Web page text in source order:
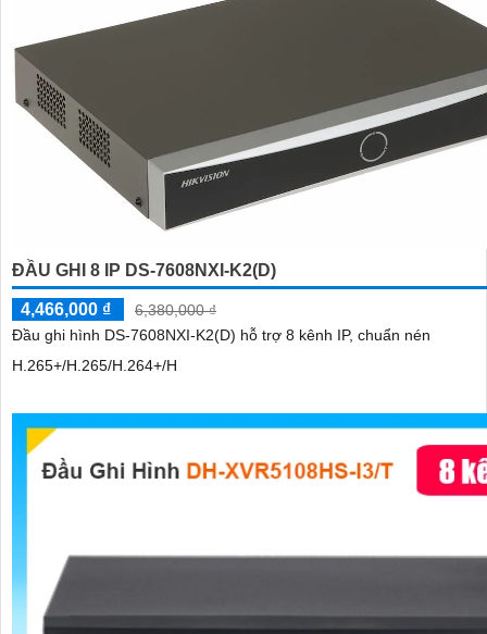
ĐẦU GHI 8 IP DS-7608NXI-K2(D)
4,466,000 ₫
6,380,000 ₫
Đầu ghi hình DS-7608NXI-K2(D) hỗ trợ 8 kênh IP, chuẩn nén
H.265+/H.265/H.264+/H